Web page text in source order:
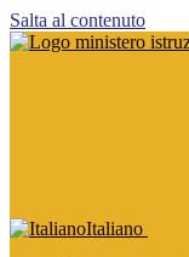
Salta al contenuto
Italiano